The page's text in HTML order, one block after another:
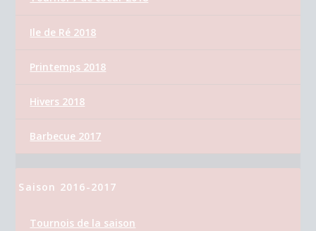
Ile de Ré 2018
Printemps 2018
Hivers 2018
Barbecue 2017
Saison 2016-2017
Tournois de la saison